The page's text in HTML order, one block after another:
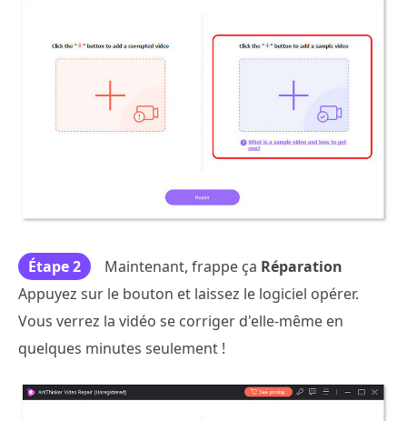
Étape 2 Maintenant, frappe ça Réparation
Appuyez sur le bouton et laissez le logiciel opérer.
Vous verrez la vidéo se corriger d'elle-même en
quelques minutes seulement !